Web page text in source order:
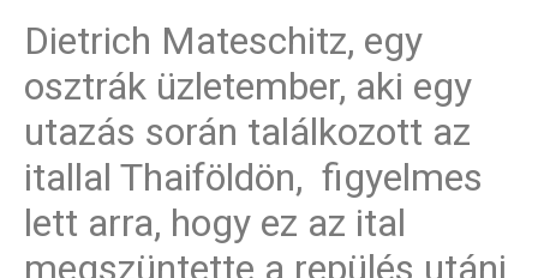
Dietrich Mateschitz, egy
osztrák üzletember, aki egy
utazás során találkozott az
itallal Thaiföldön, figyelmes
lett arra, hogy ez az ital
megszüntette a repülés utáni